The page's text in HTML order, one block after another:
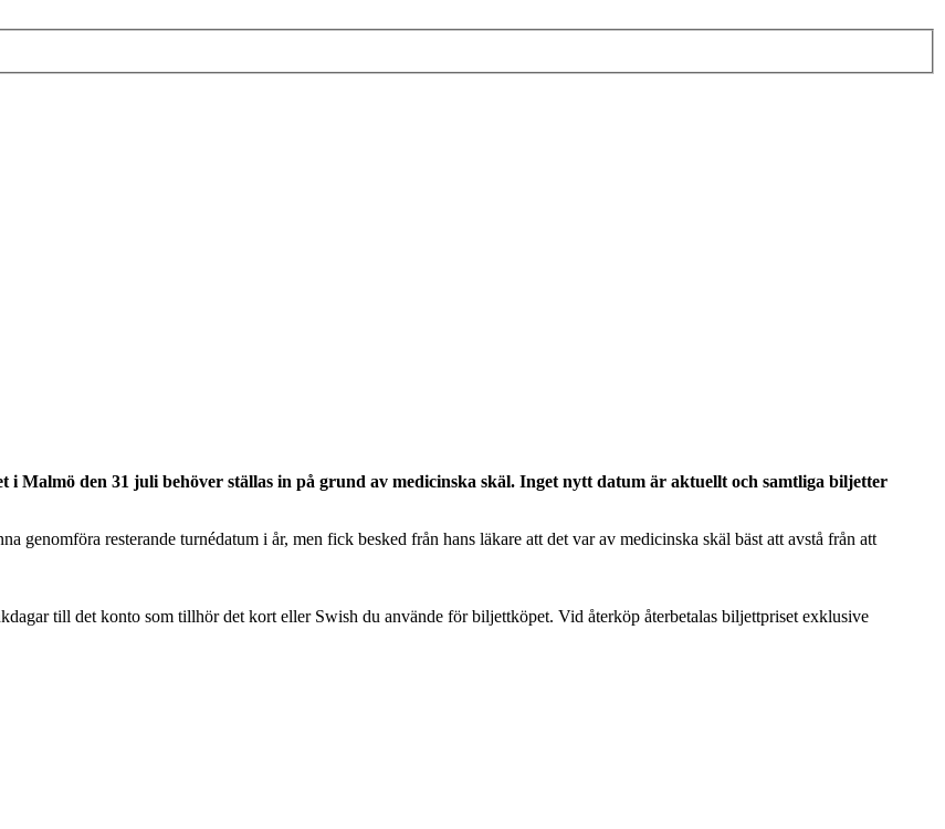
i Malmö den 31 juli behöver ställas in på grund av medicinska skäl. Inget nytt datum är aktuellt och samtliga biljetter
genomföra resterande turnédatum i år, men fick besked från hans läkare att det var av medicinska skäl bäst att avstå från att
till det konto som tillhör det kort eller Swish du använde för biljettköpet. Vid återköp återbetalas biljettpriset exklusive